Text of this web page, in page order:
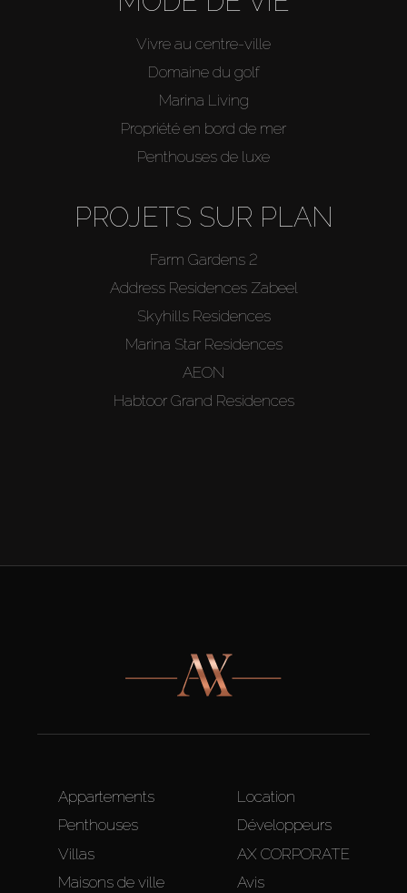
Vivre au centre-ville
Domaine du golf
Marina Living
Propriété en bord de mer
Penthouses de luxe
PROJETS SUR PLAN
Farm Gardens 2
Address Residences Zabeel
Skyhills Residences
Marina Star Residences
AEON
Habtoor Grand Residences
Appartements
Penthouses
Villas
Maisons de ville
Location
Développeurs
AX CORPORATE
Avis